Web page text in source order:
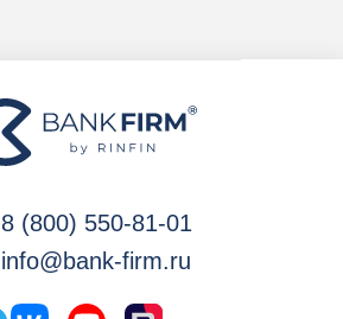
8 (800) 550-81-01
info@bank-firm.ru